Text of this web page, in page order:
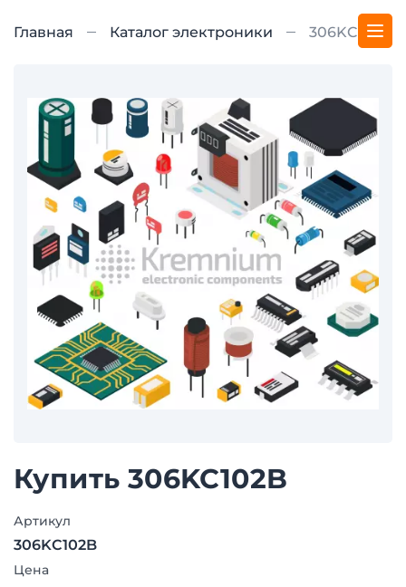
Главная Каталог электроники 306KC102B
Купить 306KC102B
Артикул
306KC102B
Цена